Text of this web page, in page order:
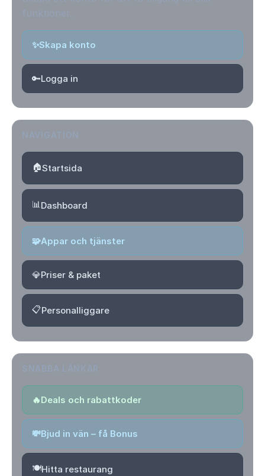
✨Skapa konto
🔑Logga in
🏠Startsida
📊Dashboard
🧩Appar och tjänster
💎Priser & paket
📋Personalliggare
🔥Deals och rabattkoder
💸Bjud in vän – få Bonus
🍽️Hitta restaurang